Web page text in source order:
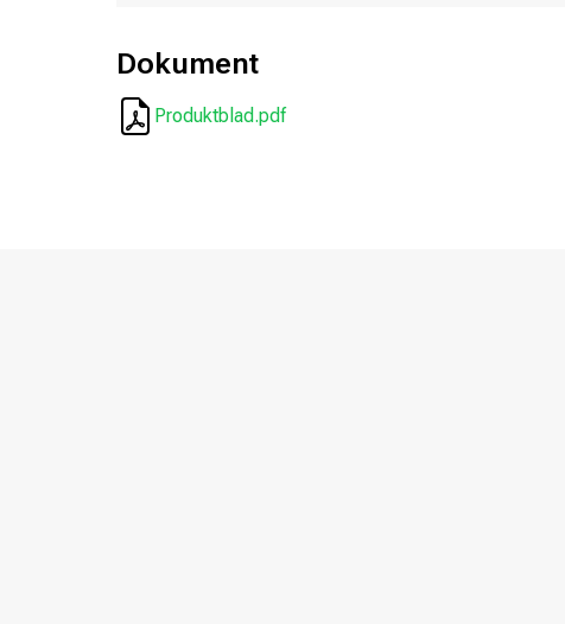
Dokument
Produktblad.pdf